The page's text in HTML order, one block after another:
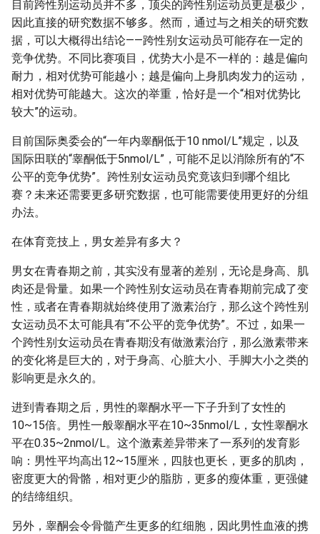
目前跨性别运动员并不多，顶尖的跨性别运动员更是极少，
因此直接的研究数据不够多。然而，通过与之相关的研究数
据，可以大概得出结论——跨性别女运动员可能存在一定的
竞争优势。不同比赛项目，优势大小是不一样的：越是偏向
耐力，相对优势可能越小；越是偏向上身肌肉发力的运动，
相对优势可能越大。这次的举重，恰好是一个“相对优势比
较大”的运动。
目前国际奥委会的“一年内睾酮低于10 nmol/L”规定，以及
国际田联的“睾酮低于5nmol/L”，可能不足以消除所有的“不
公平的竞争优势”。跨性别女运动员究竟该归到哪个组比
赛？未来还需要更多研究数据，也可能需要使用更好的分组
办法。
在体育竞技上，男女差异有多大？
男女在青春期之前，其实没有显著的差别，无论是身高、肌
肉还是骨量。如果一个跨性别女运动员在青春期前完成了变
性，或者在青春期就始终使用了激素治疗，那么这个跨性别
女运动员不太可能具有“不公平的竞争优势”。不过，如果一
个跨性别女运动员在青春期没有做激素治疗，那么激素带来
的变化将是巨大的，对于身高、心脏大小、手脚大小之类的
影响更是永久的。
进到青春期之后，男性的睾酮水平一下子升到了女性的
10~15倍。男性一般睾酮水平在10~35nmol/L，女性睾酮水
平在0.35~2nmol/L。这个激素差异带来了一系列的发育影
响：男性平均高出12~15厘米，四肢也更长，更多的肌肉，
密度更大的骨骼，相对更少的脂肪，更多的瘦体重，更强健
的结缔组织。
另外，睾酮会令骨髓产生更多的红细胞，因此男性血液的携